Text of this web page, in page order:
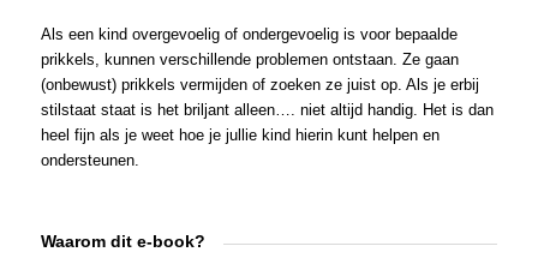
Als een kind overgevoelig of ondergevoelig is voor bepaalde
prikkels, kunnen verschillende problemen ontstaan. Ze gaan
(onbewust) prikkels vermijden of zoeken ze juist op. Als je erbij
stilstaat staat is het briljant alleen…. niet altijd handig. Het is dan
heel fijn als je weet hoe je jullie kind hierin kunt helpen en
ondersteunen.
Waarom dit e-book?